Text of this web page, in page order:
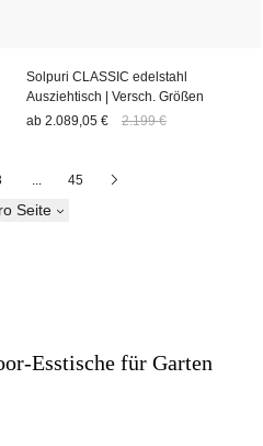
Solpuri CLASSIC edelstahl
Ausziehtisch | Versch. Größen
ab 2.089,05 € 2.199 €
45
Nächste
Seite
Esstische für Garten